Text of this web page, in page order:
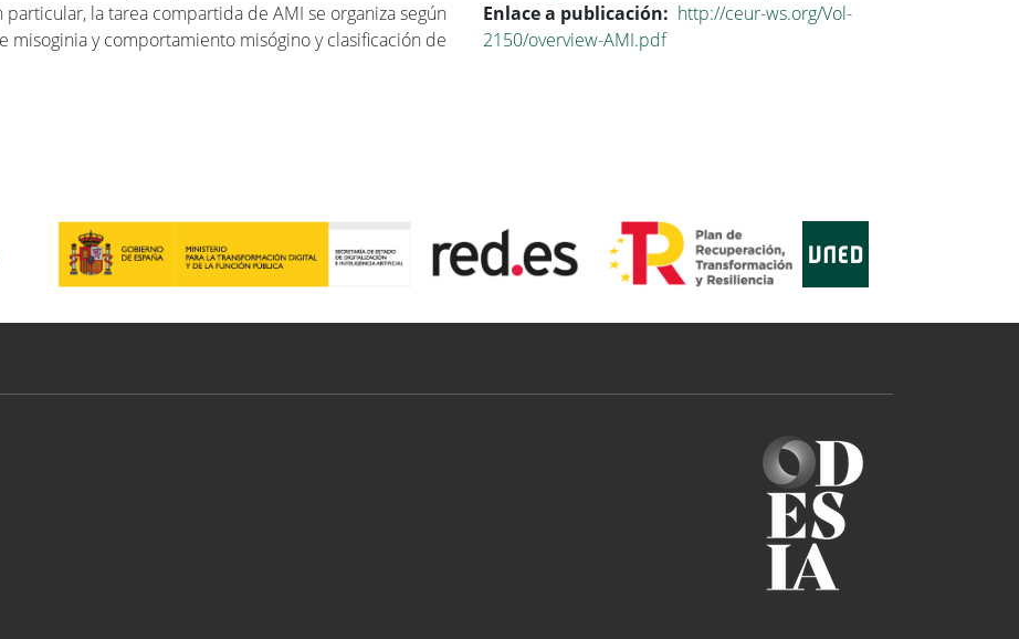
la tarea compartida de AMI se organiza según
y comportamiento misógino y clasificación de
Enlace a publicación
http://ceur-ws.org/Vol-
2150/overview-AMI.pdf